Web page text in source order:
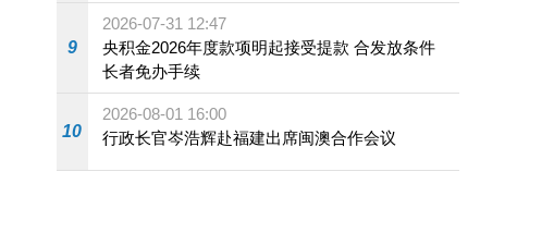
9
2026-07-31 12:47
央积金2026年度款项明起接受提款 合发放条件
长者免办手续
10
2026-08-01 16:00
行政长官岑浩辉赴福建出席闽澳合作会议